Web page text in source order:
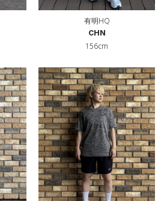
有明HQ
CHN
156cm